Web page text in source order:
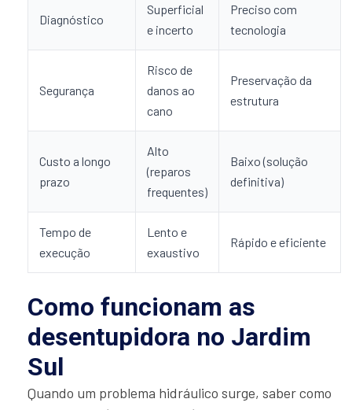
Diagnóstico
Superficial
e incerto
Preciso com
tecnologia
Segurança
Risco de
danos ao
cano
Preservação da
estrutura
Custo a longo
prazo
Alto
(reparos
frequentes)
Baixo (solução
definitiva)
Tempo de
execução
Lento e
exaustivo
Rápido e eficiente
Como funcionam as
desentupidora no Jardim
Sul
Quando um problema hidráulico surge, saber como